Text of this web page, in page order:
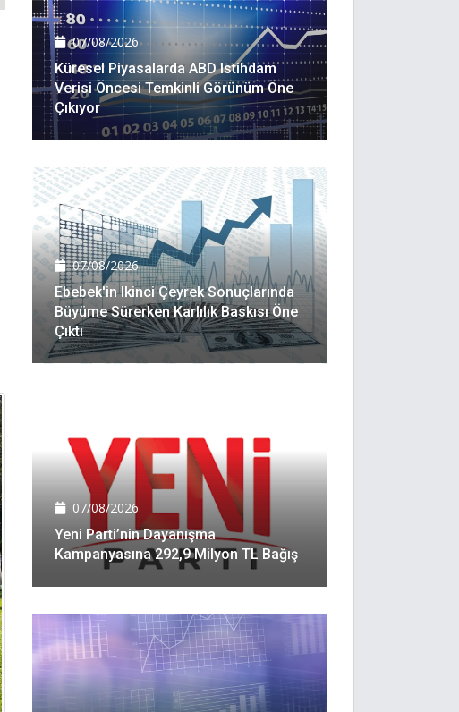
07/08/2026
Küresel Piyasalarda ABD Istihdam
Verisi Öncesi Temkinli Görünüm Öne
Çıkıyor
07/08/2026
Ebebek'in Ikinci Çeyrek Sonuçlarında
Büyüme Sürerken Karlılık Baskısı Öne
Çıktı
07/08/2026
Yeni Parti’nin Dayanışma
Kampanyasına 292,9 Milyon TL Bağış